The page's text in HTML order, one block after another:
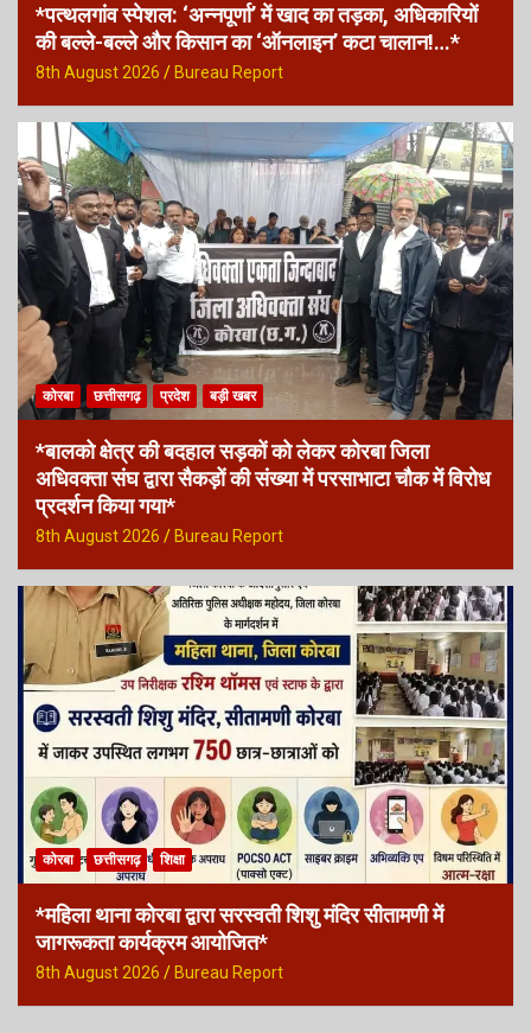
*पत्थलगांव स्पेशल: ‘अन्नपूर्णा’ में खाद का तड़का, अधिकारियों
की बल्ले-बल्ले और किसान का ‘ऑनलाइन’ कटा चालान!…*
8th August 2026 Bureau Report
कोरबा छत्तीसगढ़ प्रदेश बड़ी खबर
*बालको क्षेत्र की बदहाल सड़कों को लेकर कोरबा जिला
अधिवक्ता संघ द्वारा सैकड़ों की संख्या में परसाभाटा चौक में विरोध
प्रदर्शन किया गया*
8th August 2026 Bureau Report
कोरबा छत्तीसगढ़ शिक्षा
*महिला थाना कोरबा द्वारा सरस्वती शिशु मंदिर सीतामणी में
जागरूकता कार्यक्रम आयोजित*
8th August 2026 Bureau Report